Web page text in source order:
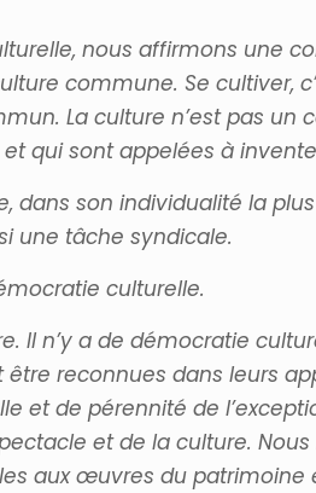
nous affirmons une
commune. Se cultiver,
La culture n’est pas un
qui sont appelées à
son individualité la
une tâche syndicale.
culturelle.
Il n’y a de démocratie
reconnues dans leurs
et de pérennité de
et de la culture.
aux œuvres du